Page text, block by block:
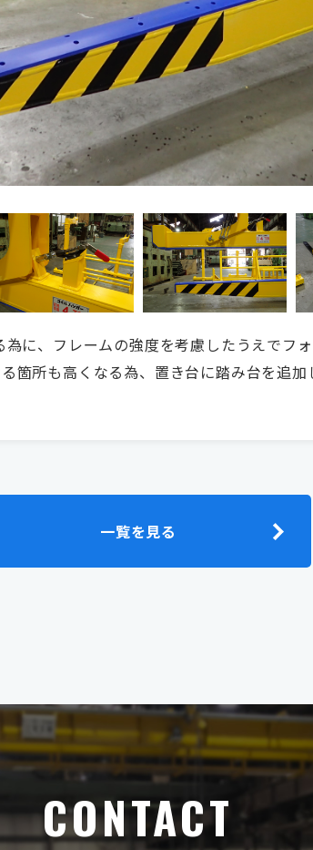
に、フレームの強度を考慮したうえでフ
箇所も高くなる為、置き台に踏み台を追加
一覧を見る
CONTACT